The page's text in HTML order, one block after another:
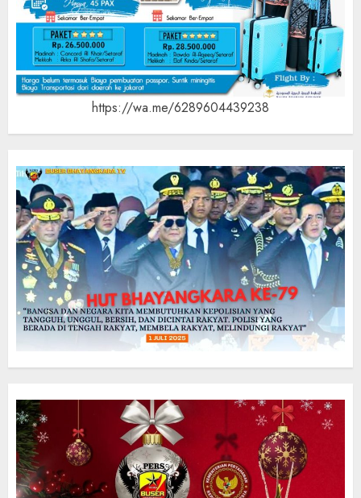
https://wa.me/6289604439238